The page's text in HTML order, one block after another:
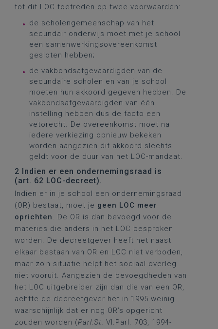
tot dit LOC toetreden op twee voorwaarden:
de scholengemeenschap van het
secundair onderwijs moet met je school
een samenwerkingsovereenkomst
gesloten hebben;
de vakbondsafgevaardigden van de
secundaire scholen en van je school
moeten hun akkoord gegeven hebben. De
vakbondsafgevaardigden van één
instelling hebben dus de facto een
vetorecht. De overeenkomst moet na
iedere verkiezing opnieuw bekeken
worden aangezien dit akkoord slechts
geldt voor de duur van het LOC-mandaat.
2 Indien er een ondernemingsraad is
(art. 62 LOC-decreet).
Indien er in je school een ondernemingsraad
(OR) bestaat, moet je geen LOC meer
oprichten. De OR is dan bevoegd voor de
materies die anders in het LOC besproken
worden. De decreetgever heeft het naast
elkaar bestaan van OR en LOC niet verboden,
maar zo’n situatie helpt het sociaal overleg
niet vooruit. Aangezien de bevoegdheden van
het LOC uitgebreider zijn dan die van een OR,
achtte de decreetgever het in 1995 weinig
waarschijnlijk dat er nog OR’s opgericht
zouden worden (Parl.St. Vl.Parl. 703, 1994-